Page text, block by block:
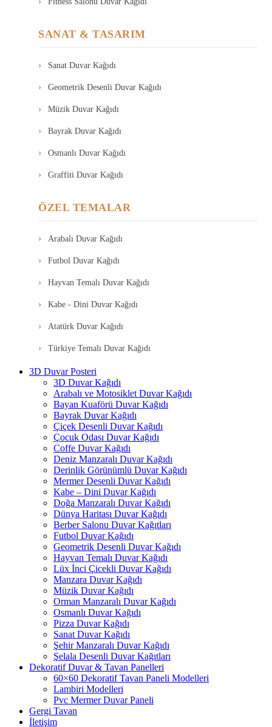
SANAT & TASARIM
Sanat Duvar Kağıdı
Geometrik Desenli Duvar Kağıdı
Müzik Duvar Kağıdı
Bayrak Duvar Kağıdı
Osmanlı Duvar Kağıdı
Graffiti Duvar Kağıdı
ÖZEL TEMALAR
Arabalı Duvar Kağıdı
Futbol Duvar Kağıdı
Hayvan Temalı Duvar Kağıdı
Kabe - Dini Duvar Kağıdı
Atatürk Duvar Kağıdı
Türkiye Temalı Duvar Kağıdı
3D Duvar Posteri
3D Duvar Kağıdı
Arabalı ve Motosiklet Duvar Kağıdı
Bayan Kuaförü Duvar Kağıdı
Bayrak Duvar Kağıdı
Çiçek Desenli Duvar Kağıdı
Çocuk Odası Duvar Kağıdı
Coffe Duvar Kağıdı
Deniz Manzaralı Duvar Kağıdı
Derinlik Görünümlü Duvar Kağıdı
Mermer Desenli Duvar Kağıdı
Kabe – Dini Duvar Kağıdı
Doğa Manzaralı Duvar Kağıdı
Dünya Haritası Duvar Kağıdı
Berber Salonu Duvar Kağıtları
Futbol Duvar Kağıdı
Geometrik Desenli Duvar Kağıdı
Hayvan Temalı Duvar Kağıdı
Lüx İnci Çicekli Duvar Kağıdı
Manzara Duvar Kağıdı
Müzik Duvar Kağıdı
Orman Manzaralı Duvar Kağıdı
Osmanlı Duvar Kağıdı
Pizza Duvar Kağıdı
Sanat Duvar Kağıdı
Şehir Manzaralı Duvar Kağıdı
Şelala Desenli Duvar Kağıtları
Dekoratif Duvar & Tavan Panelleri
60×60 Dekoratif Tavan Paneli Modelleri
Lambiri Modelleri
Pvc Mermer Duvar Paneli
Gergi Tavan
İletişim